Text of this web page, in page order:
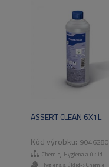
ASSERT CLEAN 6X1L
9046280
Chemie, Hygiena a úklid
Hygiena a úklid->Chemie